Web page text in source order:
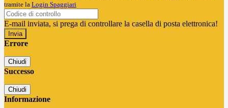
tramite la Login Spaggiari
E-mail inviata, si prega di controllare la casella di posta elettronica!
Errore
Chiudi
Successo
Chiudi
Informazione